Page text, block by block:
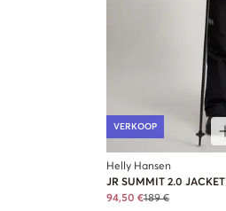
VERKOOP
Helly Hansen
JR SUMMIT 2.0 JACKET
94,50 €189 €